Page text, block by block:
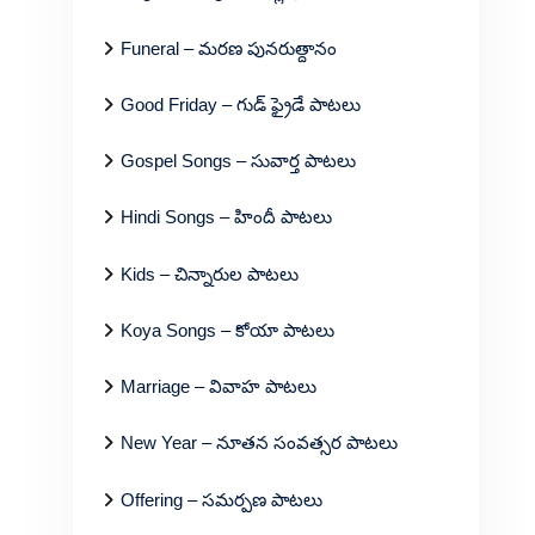
Funeral – మరణ పునరుత్దానం
Good Friday – గుడ్ ఫ్రైడే పాటలు
Gospel Songs – సువార్త పాటలు
Hindi Songs – హిందీ పాటలు
Kids – చిన్నారుల పాటలు
Koya Songs – కోయా పాటలు
Marriage – వివాహ పాటలు
New Year – నూతన సంవత్సర పాటలు
Offering – సమర్పణ పాటలు